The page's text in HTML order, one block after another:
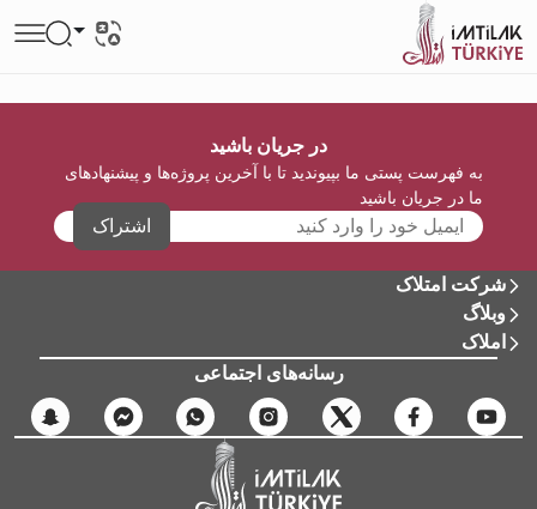
در جریان باشید
به فهرست پستی ما بپیوندید تا با آخرین پروژه‌ها و پیشنهادهای
ما در جریان باشید
اشتراک
شرکت امتلاک
وبلاگ
املاک
رسانه‌های اجتماعی